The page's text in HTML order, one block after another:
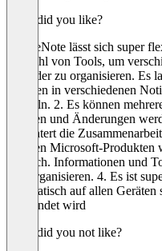
What did you like?
1. OneNote lässt sich super
Vielzahl von Tools, um
und/oder zu organisieren. Es
Themen in verschiedenen
bündeln. 2. Es können
arbeiten und Änderungen
erleichtert die
anderen Microsoft-
möglich. Informationen und
und organisieren. 4. Es ist
automatisch auf allen
verwendet wird
What did you not like?